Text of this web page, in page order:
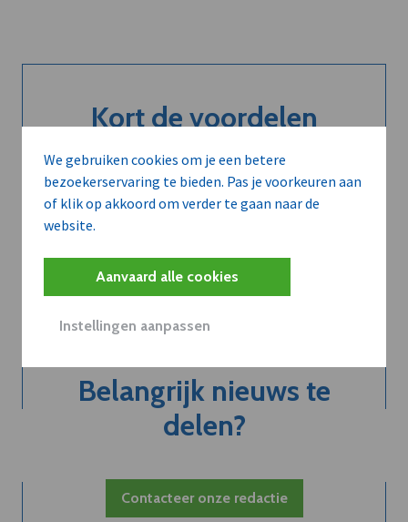
We gebruiken cookies om je een betere
bezoekerservaring te bieden. Pas je voorkeuren aan
of klik op akkoord om verder te gaan naar de
website.
Aanvaard alle cookies
Instellingen aanpassen
Kort de voordelen
van een
abonnement...
Neem dVO Leads
Belangrijk nieuws te
delen?
Contacteer onze redactie